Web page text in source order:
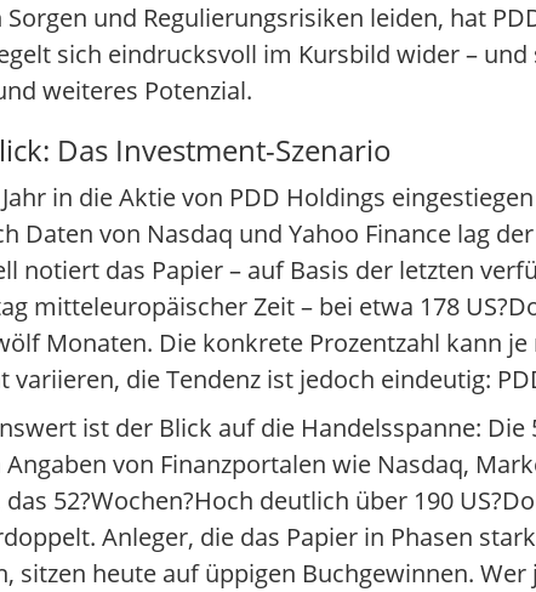
und Regulierungsrisiken leiden, hat
sich eindrucksvoll im Kursbild wider –
weiteres Potenzial.
Das Investment-Szenario
in die Aktie von PDD Holdings
Daten von Nasdaq und Yahoo Finance lag
notiert das Papier – auf Basis der letzten
mitteleuropäischer Zeit – bei etwa 178
Monaten. Die konkrete Prozentzahl kann
variieren, die Tendenz ist jedoch eindeutig:
ist der Blick auf die Handelsspanne: Die
von Finanzportalen wie Nasdaq,
52?Wochen?Hoch deutlich über 190
Anleger, die das Papier in Phasen
sitzen heute auf üppigen Buchgewinnen.